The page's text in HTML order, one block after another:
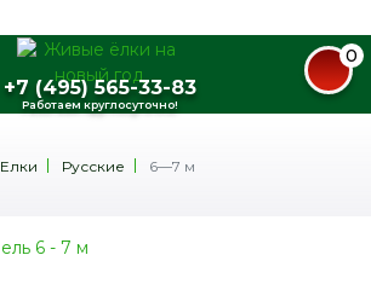
+7 (495) 565-33-83
Работаем круглосуточно!
0
Елки Русские 6—7 м